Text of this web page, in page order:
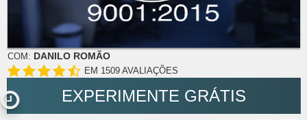
COM: DANILO ROMÃO
EM 1509 AVALIAÇÕES
EXPERIMENTE GRÁTIS